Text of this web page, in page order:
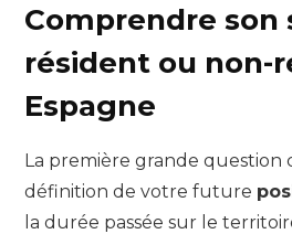
Comprendre
résident ou non-
Espagne
La première grande question
définition de votre future
la durée passée sur le